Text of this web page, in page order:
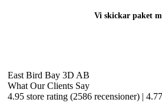
Vi skickar paket
East Bird Bay 3D AB
What Our Clients Say
4.95 store rating (2586 recensioner) |
East Bird Bay 3d AB 2024
Search